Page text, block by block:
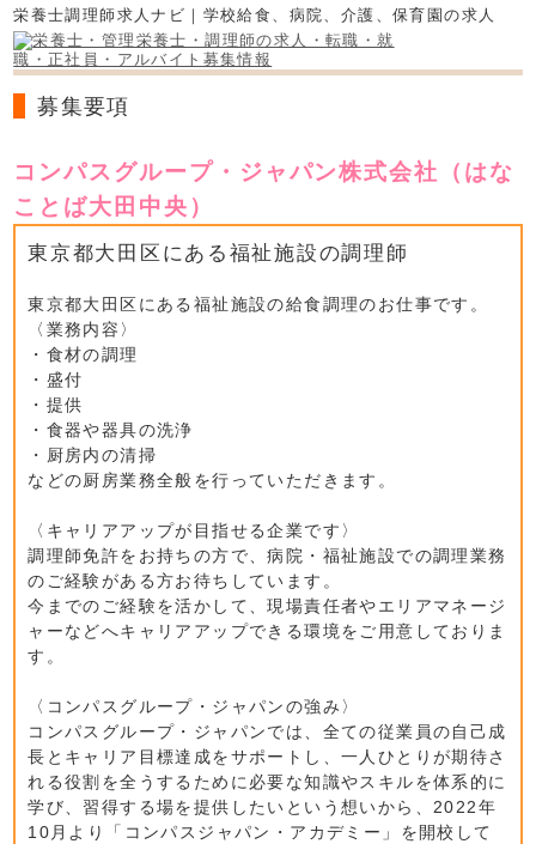
栄養士調理師求人ナビ｜学校給食、病院、介護、保育園の求人
募集要項
コンパスグループ・ジャパン株式会社（はな
ことば大田中央）
東京都大田区にある福祉施設の調理師
東京都大田区にある福祉施設の給食調理のお仕事です。
〈業務内容〉
・食材の調理
・盛付
・提供
・食器や器具の洗浄
・厨房内の清掃
などの厨房業務全般を行っていただきます。
〈キャリアアップが目指せる企業です〉
調理師免許をお持ちの方で、病院・福祉施設での調理業務
のご経験がある方お待ちしています。
今までのご経験を活かして、現場責任者やエリアマネージ
ャーなどへキャリアアップできる環境をご用意しておりま
す。
〈コンパスグループ・ジャパンの強み〉
コンパスグループ・ジャパンでは、全ての従業員の自己成
長とキャリア目標達成をサポートし、一人ひとりが期待さ
れる役割を全うするために必要な知識やスキルを体系的に
学び、習得する場を提供したいという想いから、2022年
10月より「コンパスジャパン・アカデミー」を開校して